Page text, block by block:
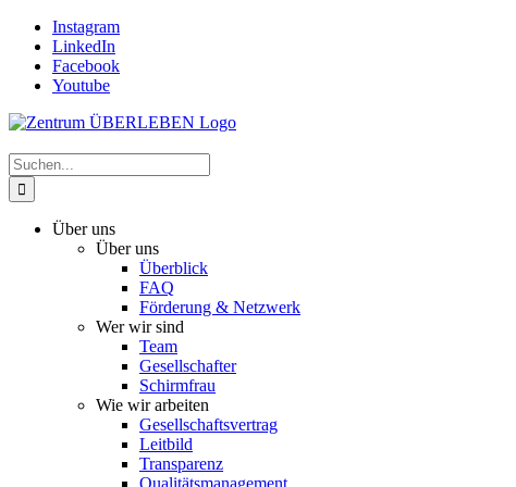
Zum
Inhalt
springen
Instagram
LinkedIn
Facebook
Youtube
Suche
nach:
Über uns
Über uns
Überblick
FAQ
Förderung & Netzwerk
Wer wir sind
Team
Gesellschafter
Schirmfrau
Wie wir arbeiten
Gesellschaftsvertrag
Leitbild
Transparenz
Qualitätsmanagement